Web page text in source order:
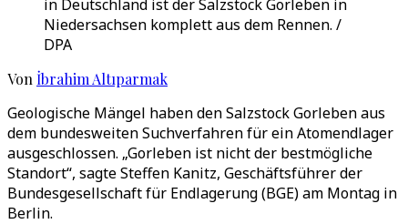
in Deutschland ist der Salzstock Gorleben in
Niedersachsen komplett aus dem Rennen. /
DPA
Von İbrahim Altıparmak
Geologische Mängel haben den Salzstock Gorleben aus
dem bundesweiten Suchverfahren für ein Atomendlager
ausgeschlossen. „Gorleben ist nicht der bestmögliche
Standort“, sagte Steffen Kanitz, Geschäftsführer der
Bundesgesellschaft für Endlagerung (BGE) am Montag in
Berlin.